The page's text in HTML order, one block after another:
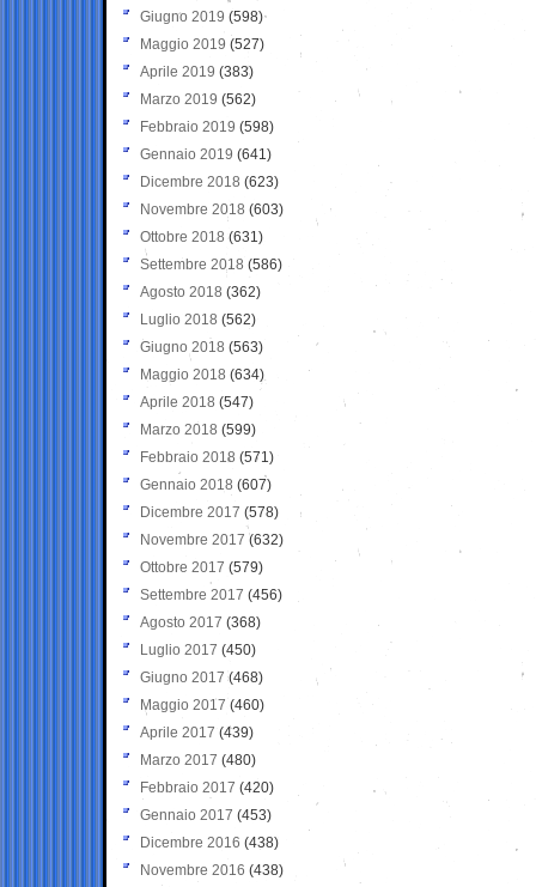
Giugno 2019 (598)
Maggio 2019 (527)
Aprile 2019 (383)
Marzo 2019 (562)
Febbraio 2019 (598)
Gennaio 2019 (641)
Dicembre 2018 (623)
Novembre 2018 (603)
Ottobre 2018 (631)
Settembre 2018 (586)
Agosto 2018 (362)
Luglio 2018 (562)
Giugno 2018 (563)
Maggio 2018 (634)
Aprile 2018 (547)
Marzo 2018 (599)
Febbraio 2018 (571)
Gennaio 2018 (607)
Dicembre 2017 (578)
Novembre 2017 (632)
Ottobre 2017 (579)
Settembre 2017 (456)
Agosto 2017 (368)
Luglio 2017 (450)
Giugno 2017 (468)
Maggio 2017 (460)
Aprile 2017 (439)
Marzo 2017 (480)
Febbraio 2017 (420)
Gennaio 2017 (453)
Dicembre 2016 (438)
Novembre 2016 (438)